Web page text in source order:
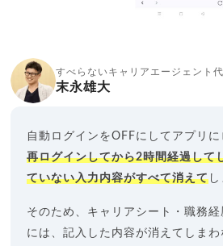
すべらないキャリアエージェント
末永雄大
自動ログインをOFFにしてアプリに
再ログインしてから2時間経過して
ていない入力内容がすべて消えてし
そのため、キャリアシート・職務
には、記入した内容が消えてしま